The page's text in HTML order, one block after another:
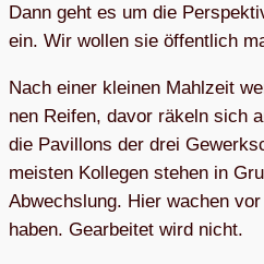
Dann geht es um die
ein. Wir wol­len sie öffent­lich
Nach einer klei­nen Mahl­zeit
nen Rei­fen, davor räkeln sich
die Pavil­lons der drei
meis­ten Kol­le­gen ste­hen in
Abwechs­lung. Hier wachen
haben. Gear­bei­tet wird nicht.